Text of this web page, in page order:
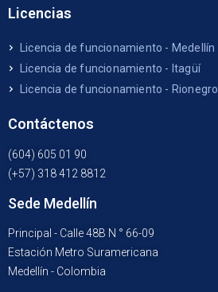
Licencias
Licencia de funcionamiento - Medellín
Licencia de funcionamiento - Itagüí
Licencia de funcionamiento - Rionegro
Contáctenos
(604) 605 01 90
(+57) 318 412 8812
Sede Medellín
Principal - Calle 48B N ° 66-09
Estación Metro Suramericana
Medellín - Colombia